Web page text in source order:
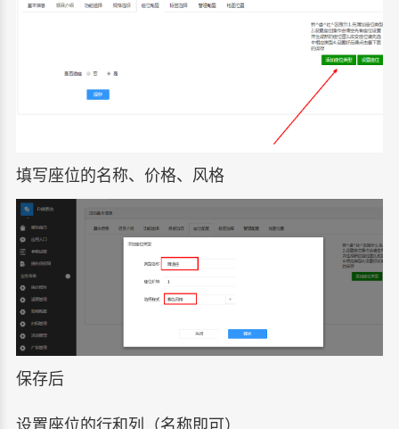
填写座位的名称、价格、风格
保存后
设置座位的行和列（名称即可）